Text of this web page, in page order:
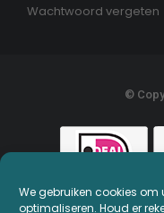
We gebruiken cookies om
optimaliseren. Houd er
Wachtwoord vergeten
©